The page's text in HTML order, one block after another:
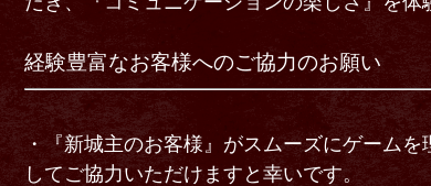
経験豊富なお客様へのご協力のお願い
・『新城主のお客様』がスムーズにゲーム
してご協力いただけますと幸いです。